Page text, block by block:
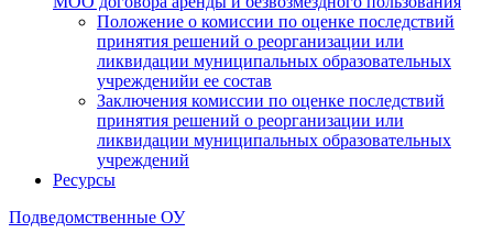
Положение о комиссии по оценке последствий
принятия решений о реорганизации или
ликвидации муниципальных образовательных
учрежденийи ее состав
Заключения комиссии по оценке последствий
принятия решений о реорганизации или
ликвидации муниципальных образовательных
учреждений
Ресурсы
Подведомственные ОУ